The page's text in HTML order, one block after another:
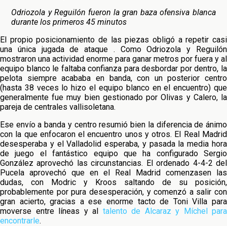
Odriozola y Reguilón fueron la gran baza ofensiva blanca
durante los primeros 45 minutos
El propio posicionamiento de las piezas obligó a repetir casi
una única jugada de ataque . Como Odriozola y Reguilón
mostraron una actividad enorme para ganar metros por fuera y al
equipo blanco le faltaba confianza para desbordar por dentro, la
pelota siempre acababa en banda, con un posterior centro
(hasta 38 veces lo hizo el equipo blanco en el encuentro) que
generalmente fue muy bien gestionado por Olivas y Calero, la
pareja de centrales vallisoletana.
Ese envío a banda y centro resumió bien la diferencia de ánimo
con la que enfocaron el encuentro unos y otros. El Real Madrid
desesperaba y el Valladolid esperaba, y pasada la media hora
de juego el fantástico equipo que ha configurado Sergio
González aprovechó las circunstancias. El ordenado 4-4-2 del
Pucela aprovechó que en el Real Madrid comenzasen las
dudas, con Modric y Kroos saltando de su posición,
probablemente por pura desesperación, y comenzó a salir con
gran acierto, gracias a ese enorme tacto de Toni Villa para
moverse entre líneas y al talento de Alcaraz y Míchel para
encontrarle.